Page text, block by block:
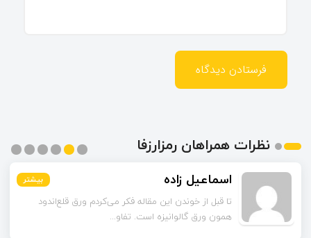
نظرات همراهان رمزارزفا
بیشتر اسماعیل زاده بیشتر
تا قبل از خوندن این مقاله فکر می‌کردم ورق قلع‌اندود
همون ورق گالوانیزه است. تفاو...
بیشتر
بیشتر
بیشتر
بیشتر